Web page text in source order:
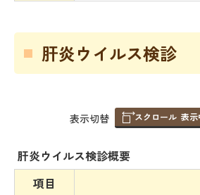
肝炎ウイルス検診
表
み
の
表示切替 スクロール 表示
肝炎ウイルス検診概要
項目